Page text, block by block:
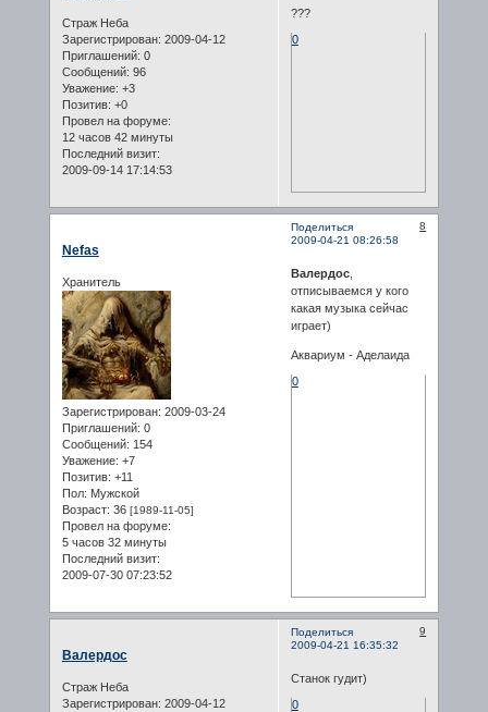
Страж Неба
Зарегистрирован: 2009-04-12
Приглашений: 0
Сообщений: 96
Уважение: +3
Позитив: +0
Провел на форуме:
12 часов 42 минуты
Последний визит:
2009-09-14 17:14:53
???
0
Поделиться
8
2009-04-21 08:26:58
Nefas
Хранитель
Зарегистрирован: 2009-03-24
Приглашений: 0
Сообщений: 154
Уважение: +7
Позитив: +11
Пол: Мужской
Возраст: 36 [1989-11-05]
Провел на форуме:
5 часов 32 минуты
Последний визит:
2009-07-30 07:23:52
Валердос,
отписываемся у кого
какая музыка сейчас
играет)
Аквариум - Аделаида
0
Поделиться
9
2009-04-21 16:35:32
Валердос
Страж Неба
Зарегистрирован: 2009-04-12
Станок гудит)
0